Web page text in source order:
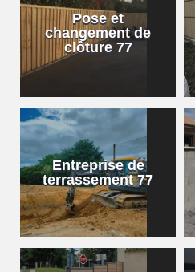
Pose et
changement de
clôture 77
Entreprise de
terrassement 77